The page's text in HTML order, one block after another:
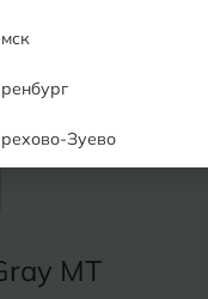
MT
Зуево